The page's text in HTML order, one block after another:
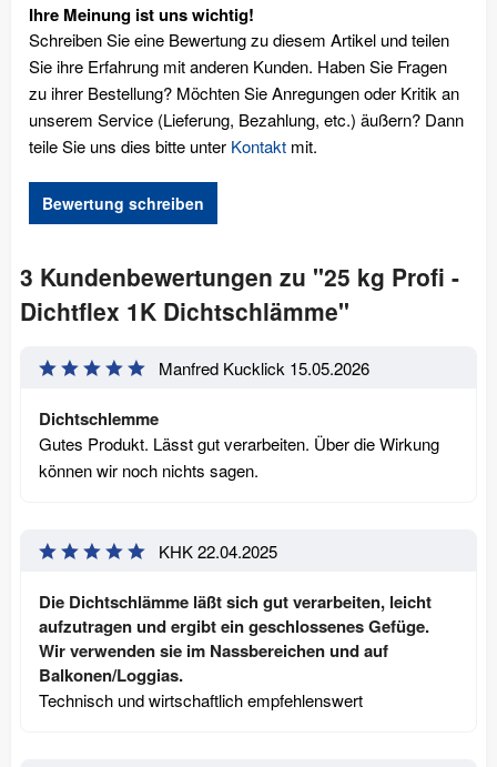
Ihre Meinung ist uns wichtig!
Schreiben Sie eine Bewertung zu diesem Artikel und teilen
Sie ihre Erfahrung mit anderen Kunden. Haben Sie Fragen
zu ihrer Bestellung? Möchten Sie Anregungen oder Kritik an
unserem Service (Lieferung, Bezahlung, etc.) äußern? Dann
teile Sie uns dies bitte unter Kontakt mit.
Bewertung schreiben
3 Kundenbewertungen zu "25 kg Profi -
Dichtflex 1K Dichtschlämme"
Manfred Kucklick 15.05.2026
Dichtschlemme
Gutes Produkt. Lässt gut verarbeiten. Über die Wirkung
können wir noch nichts sagen.
KHK22.04.2025
Die Dichtschlämme läßt sich gut verarbeiten, leicht
aufzutragen und ergibt ein geschlossenes Gefüge.
Wir verwenden sie im Nassbereichen und auf
Balkonen/Loggias.
Technisch und wirtschaftlich empfehlenswert